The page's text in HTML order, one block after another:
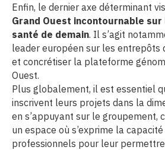
Enfin, le dernier axe déterminant
Grand Ouest incontournable sur
santé de demain. Il s’agit
leader européen sur les entrepôts
et concrétiser la plateforme
Ouest.
Plus globalement, il est essentiel
inscrivent leurs projets dans la
en s’appuyant sur le groupement,
un espace où s’exprime la capacité
professionnels pour leur